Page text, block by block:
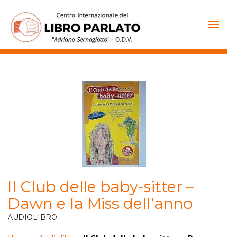
contenuto
Il Club delle baby-sitter –
Dawn e la Miss dell’anno
AUDIOLIBRO